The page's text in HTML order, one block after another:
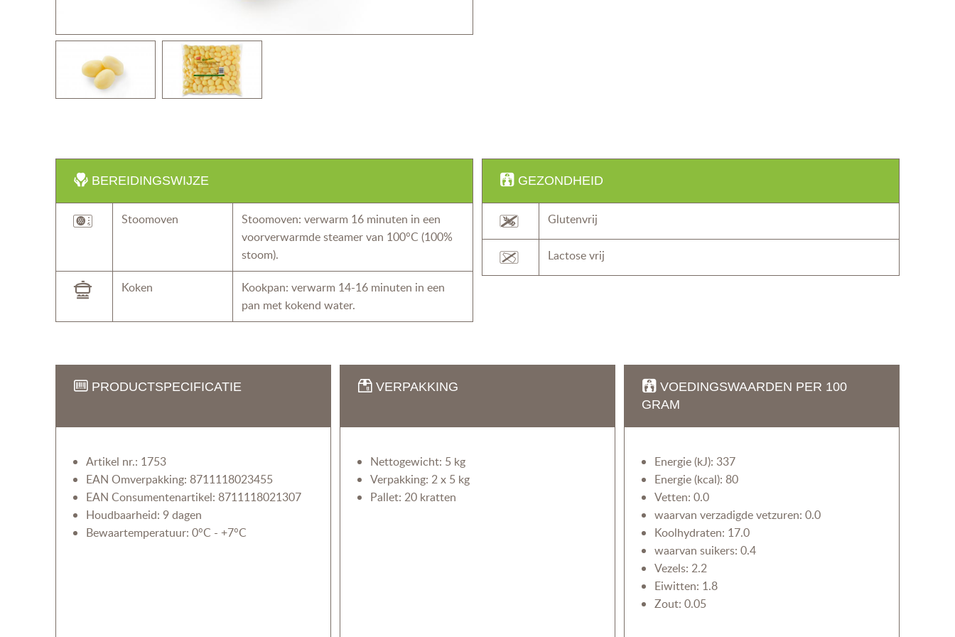
BEREIDINGSWIJZE
Stoomoven
Stoomoven: verwarm 16 minuten in een
voorverwarmde steamer van 100°C (100%
stoom).
Koken
Kookpan: verwarm 14-16 minuten in een
pan met kokend water.
GEZONDHEID
Glutenvrij
Lactose vrij
PRODUCTSPECIFICATIE
Artikel nr.: 1753
EAN Omverpakking: 8711118023455
EAN Consumentenartikel: 8711118021307
Houdbaarheid: 9 dagen
Bewaartemperatuur: 0°C - +7°C
VERPAKKING
Nettogewicht: 5 kg
Verpakking: 2 x 5 kg
Pallet: 20 kratten
VOEDINGSWAARDEN PER 100
GRAM
Energie (kJ): 337
Energie (kcal): 80
Vetten: 0.0
waarvan verzadigde vetzuren: 0.0
Koolhydraten: 17.0
waarvan suikers: 0.4
Vezels: 2.2
Eiwitten: 1.8
Zout: 0.05